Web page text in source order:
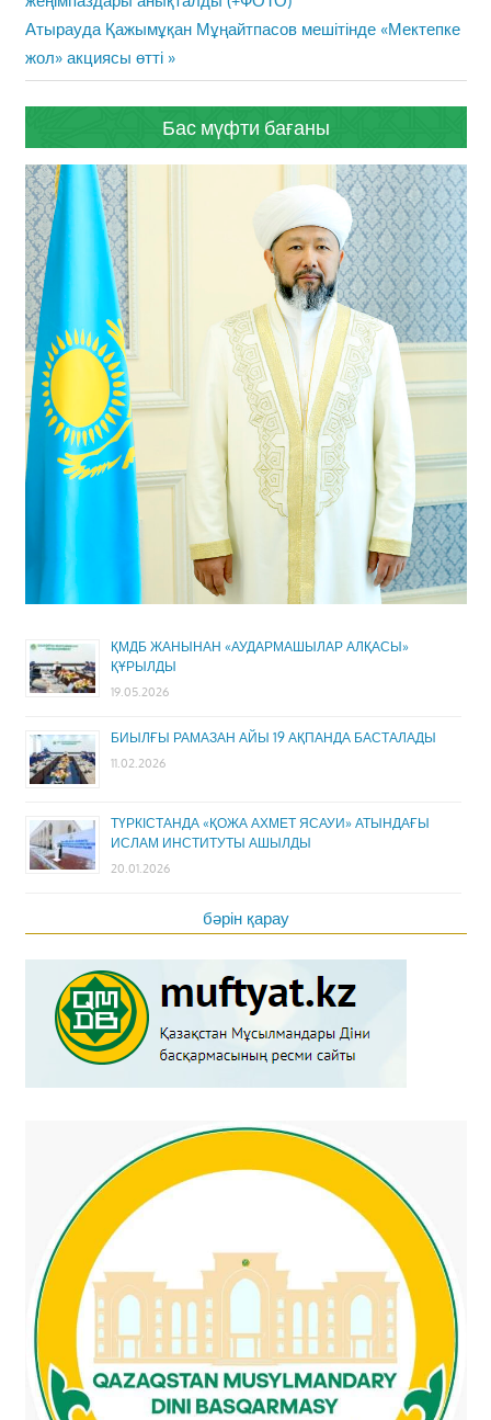
Next
Post:
Атырауда Қажымұқан Мұңайтпасов мешітінде «Мектепке
жол» акциясы өтті
Бас мүфти бағаны
ҚМДБ ЖАНЫНАН «АУДАРМАШЫЛАР АЛҚАСЫ»
ҚҰРЫЛДЫ
19.05.2026
БИЫЛҒЫ РАМАЗАН АЙЫ 19 АҚПАНДА БАСТАЛАДЫ
11.02.2026
ТҮРКІСТАНДА «ҚОЖА АХМЕТ ЯСАУИ» АТЫНДАҒЫ
ИСЛАМ ИНСТИТУТЫ АШЫЛДЫ
20.01.2026
бәрін қарау